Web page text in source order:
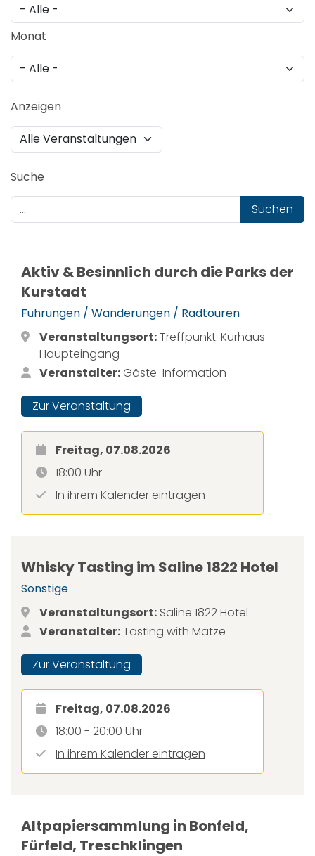
Monat
Anzeigen
Suche
Suchen
Aktiv & Besinnlich durch die Parks der
Kurstadt
Führungen / Wanderungen / Radtouren
Veranstaltungsort:Treffpunkt: Kurhaus
Haupteingang
Veranstalter: Gäste-Information
Zur Veranstaltung
Freitag, 07.08.2026
18:00 Uhr
In ihrem Kalender eintragen
Whisky Tasting im Saline 1822 Hotel
Sonstige
Veranstaltungsort: Saline 1822 Hotel
Veranstalter:Tasting with Matze
Zur Veranstaltung
Freitag, 07.08.2026
18:00 - 20:00 Uhr
In ihrem Kalender eintragen
Altpapiersammlung in Bonfeld,
Fürfeld, Treschklingen